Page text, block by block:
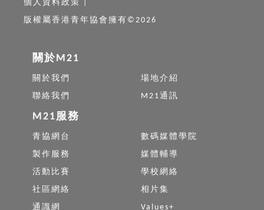
個人資料政策
版權屬香港青年協會擁有©2026
關於M21
關於我們
場地介紹
聯絡我們
M21通訊
M21服務
青協網台
數碼媒體學院
製作服務
媒體輔導
活動比賽
學校網絡
社區網絡
相片集
通識網
Values+